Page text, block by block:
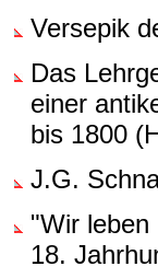
Versepik
Das
einer
bis 1800
J.G.
"Wir leben
18.